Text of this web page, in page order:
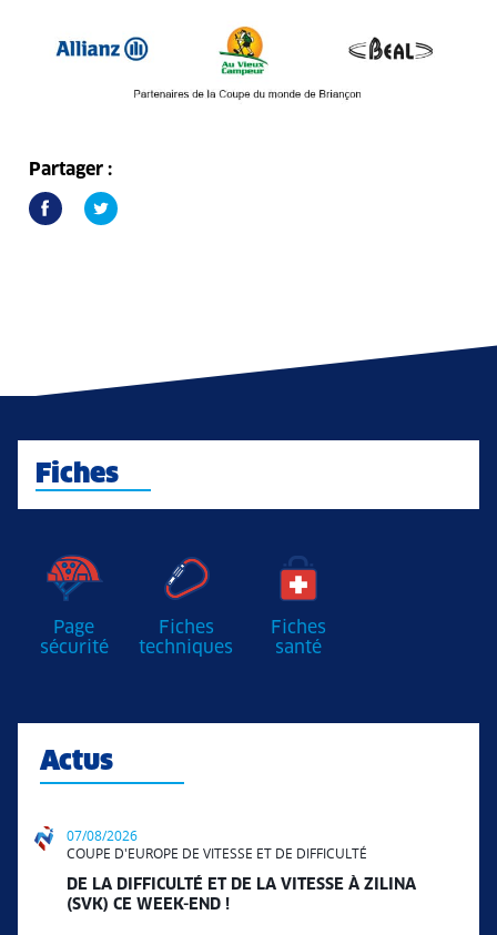
Partager :
Fiches
Page
sécurité
Fiches
techniques
Fiches
santé
Actus
07/08/2026
COUPE D'EUROPE DE VITESSE ET DE DIFFICULTÉ
DE LA DIFFICULTÉ ET DE LA VITESSE À ZILINA
(SVK) CE WEEK-END !